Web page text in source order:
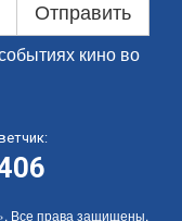
Отправить
кино во
Все права защищены.